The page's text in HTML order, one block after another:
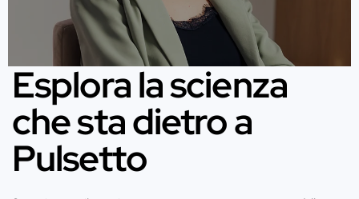
Esplora la scienza
che sta dietro a
Pulsetto